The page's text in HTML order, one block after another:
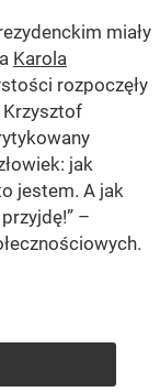
miały
Karola
rozpoczęły
Krzysztof
jak
jestem. A jak
–